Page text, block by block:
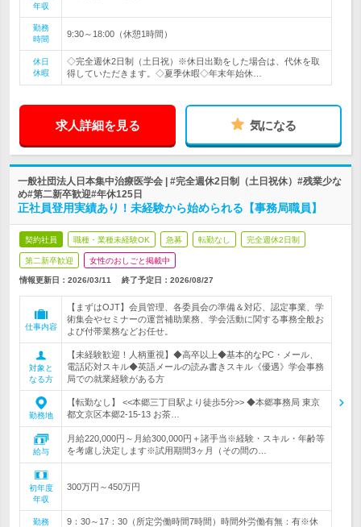
年収
勤務
時間
9:30～18:00（休憩1時間）
休日
休暇
◇完全週休2日制（土日祝）※休日出勤をした場合は、代休を取
得していただきます。◇夏季休暇◇年末年始休…
求人詳細を見る 気になる
一般社団法人日本集中治療医学会 | #完全週休2日制（土日祝休）#残業少な
め#第二新卒歓迎#年休125日
正社員登用実績あり！未経験から始められる【事務局職員】
契約社員 職種・業種未経験OK 急募 転勤なし 完全週休2日制
第二新卒歓迎 女性のおしごと掲載中
情報更新日：2026/03/11 終了予定日： 2026/08/27
仕事内容
【まずはOJT】会員管理、各委員会の準備＆対応、認定事業、学
術集会やセミナーの運営補助業務、学会活動に関する事務全般お
よび付帯業務などお任せ。
対象と
なる方
【未経験歓迎！人柄重視】◆高卒以上◆基本的なPC・メール、
電話応対スキル◆英語メールの読み書きスキル《優遇》学会事務
局での就業経験がある方
勤務地
【転勤なし】 <<本郷三丁目駅より徒歩5分>> ◆本郷事務局 東京
都文京区本郷2-15-13 お茶…
給与
月給220,000円～月給300,000円＋諸手当※経験・スキル・年齢等
を考慮し決定します※試用期間3ヶ月（その間の…
初年度
年収
300万円～450万円
勤務
9：30～17：30（所定労働時間7時間）時間外労働有無：有※休